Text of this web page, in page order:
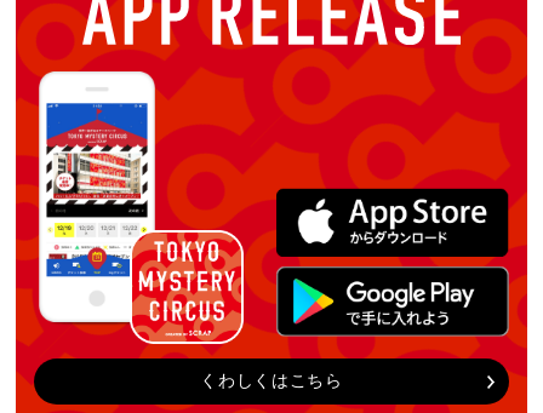
くわしくはこちら